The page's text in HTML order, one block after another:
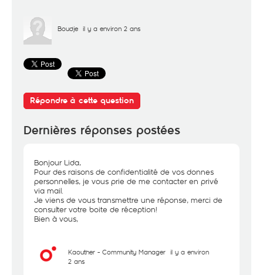
Boudje il y a environ 2 ans
Répondre à cette question
Dernières réponses postées
Bonjour Lida,
Pour des raisons de confidentialité de vos donnes
personnelles, je vous prie de me contacter en privé
via mail.
Je viens de vous transmettre une réponse, merci de
consulter votre boite de réception!
Bien à vous,
Kaouther - Community Manager il y a environ
2 ans